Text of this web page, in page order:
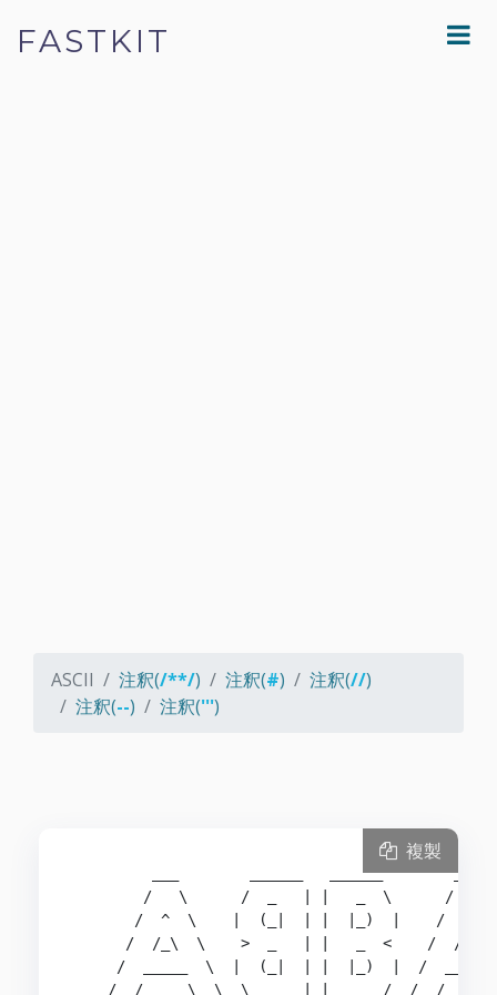
FASTKIT
ASCII 注釈(/**/) 注釈(#) 注釈(//)
注釈(--) 注釈(''')
         ___        ______   ______        ___
        /   \      /  _   | |   _  \      /   \
       /  ^  \    |  (_|  | |  |_)  |    /  ^  \
/  /_\  \    >  _   | |   _  <    /  /_\
/  _____  \  |  (_|  | |  |_)  |  /  _____
/__/     \__\  \______| |______/  /__/
複製